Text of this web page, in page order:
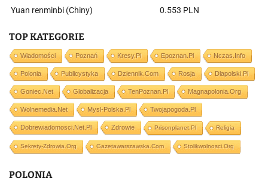
Yuan renminbi (Chiny)
0.553 PLN
TOP KATEGORIE
Wiadomości Poznań Kresy.pl Epoznan.pl Nczas.info
Polonia Publicystyka Dziennik.com Rosja Dlapolski.pl
Goniec.net Globalizacja TenPoznan.pl Magnapolonia.org
Wolnemedia.net Mysl-Polska.pl Twojapogoda.pl
Dobrewiadomosci.net.pl Zdrowie Prisonplanet.pl Religia
Sekrety-Zdrowia.org Gazetawarszawska.com Stolikwolnosci.org
POLONIA